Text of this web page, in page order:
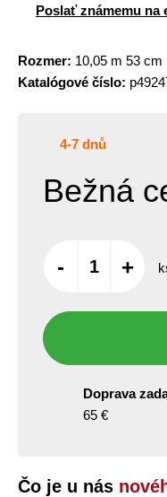
Poslať známemu na
Rozmer: 10,05 m 53 cm
Katalógové číslo:
4-7 dnů
Bežná
- +
Doprava
65 €
Čo je u nás